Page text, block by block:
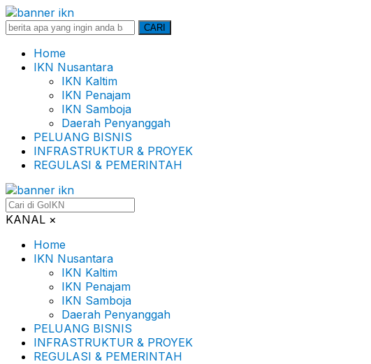
Search
CARI
Home
IKN Nusantara
IKN Kaltim
IKN Penajam
IKN Samboja
Daerah Penyanggah
PELUANG BISNIS
INFRASTRUKTUR & PROYEK
REGULASI & PEMERINTAH
KANAL ×
Home
IKN Nusantara
IKN Kaltim
IKN Penajam
IKN Samboja
Daerah Penyanggah
PELUANG BISNIS
INFRASTRUKTUR & PROYEK
REGULASI & PEMERINTAH